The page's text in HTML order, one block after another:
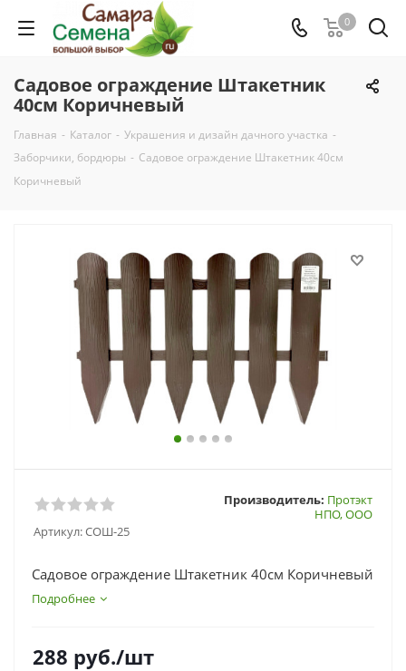
0
Садовое ограждение Штакетник
40см Коричневый
Главная - Каталог - Украшения и дизайн дачного участка -
Заборчики, бордюры - Садовое ограждение Штакетник 40см
Коричневый
Артикул:СОШ-25
Производитель: Протэкт
НПО, ООО
Садовое ограждение Штакетник 40см Коричневый
Подробнее
288 руб./шт